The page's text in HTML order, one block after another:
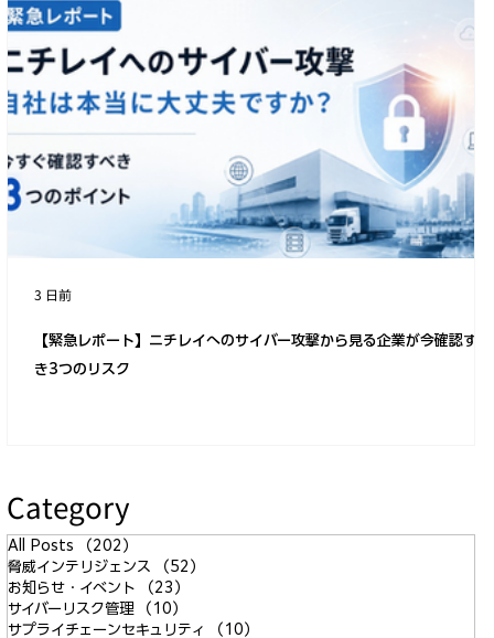
【緊急レポート】ニチレイへのサイバー攻撃から見る企業が今確認すべ
き3つのリスク
3 日前
Category
All Posts （202）
脅威インテリジェンス
（52）
お知らせ・イベント
（23）
サイバーリスク管理
（10）
サプライチェーンセキュリティ
（10）
「ノーウェアランサム」と呼ばれる新し
い手法の出現